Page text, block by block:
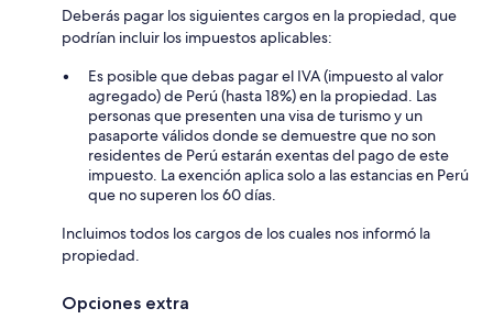
Deberás pagar los siguientes cargos en la propiedad, que
podrían incluir los impuestos aplicables:
Es posible que debas pagar el IVA (impuesto al valor
agregado) de Perú (hasta 18%) en la propiedad. Las
personas que presenten una visa de turismo y un
pasaporte válidos donde se demuestre que no son
residentes de Perú estarán exentas del pago de este
impuesto. La exención aplica solo a las estancias en Perú
que no superen los 60 días.
Incluimos todos los cargos de los cuales nos informó la
propiedad.
Opciones extra